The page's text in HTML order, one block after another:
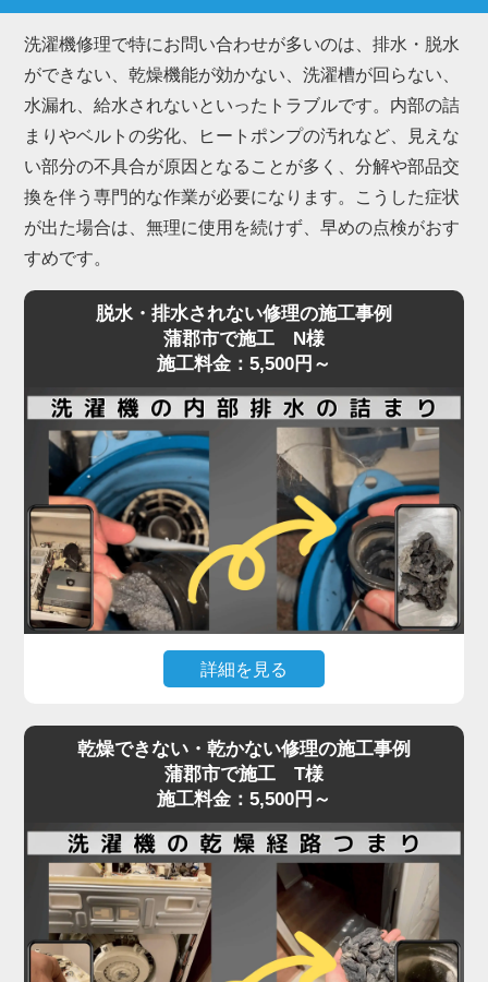
洗濯機修理で特にお問い合わせが多いのは、排水・脱水
ができない、乾燥機能が効かない、洗濯槽が回らない、
水漏れ、給水されないといったトラブルです。内部の詰
まりやベルトの劣化、ヒートポンプの汚れなど、見えな
い部分の不具合が原因となることが多く、分解や部品交
換を伴う専門的な作業が必要になります。こうした症状
が出た場合は、無理に使用を続けず、早めの点検がおす
すめです。
脱水・排水されない修理の施工事例
蒲郡市で施工 N様
施工料金：5,500円～
詳細を見る
くなった場合、内部に詰まった汚れや異物が原因で
あることが少なくありません。
排水口や排水フィルターの清掃で改善しない場合、
洗濯機内部のホースやポンプ部分に詰まりが起きて
いる可能性が高く、分解作業が必要となる専門的な
修理が求められます。実際の現場では、ホコリ・洗
剤カス・髪の毛などが固まり、水の流れを完全に塞
いでいることも。
乾燥できない・乾かない修理の施工事例
蒲郡市で施工 T様
施工料金：5,500円～